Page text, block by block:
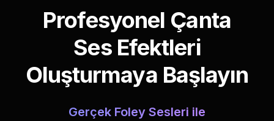
Profesyonel Çanta
Ses Efektleri
Oluşturmaya Başlayın
Gerçek Foley Sesleri ile